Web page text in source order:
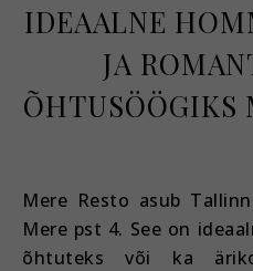
IDEAALNE
JA
ÕHTUSÖÖGIKS
Mere Resto asub Tallinna südalinnas aadressil
Mere pst 4. See on
õhtuteks või ka